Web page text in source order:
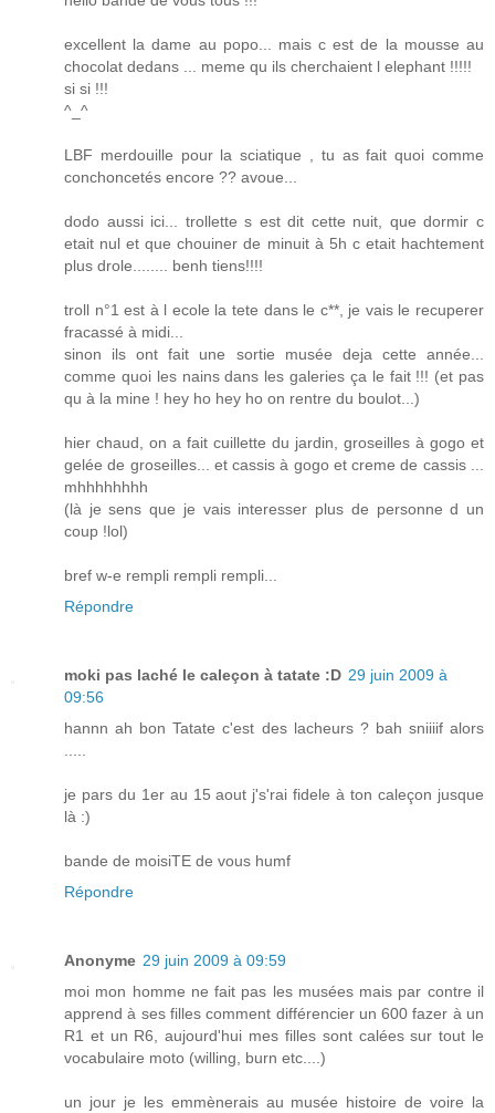
excellent la dame au popo... mais c est de la mousse au
chocolat dedans ... meme qu ils cherchaient l elephant !!!!!
si si !!!
^_^
LBF merdouille pour la sciatique , tu as fait quoi comme
conchoncetés encore ?? avoue...
dodo aussi ici... trollette s est dit cette nuit, que dormir c
etait nul et que chouiner de minuit à 5h c etait hachtement
plus drole........ benh tiens!!!!
troll n°1 est à l ecole la tete dans le c**, je vais le recuperer
fracassé à midi...
sinon ils ont fait une sortie musée deja cette année...
comme quoi les nains dans les galeries ça le fait !!! (et pas
qu à la mine ! hey ho hey ho on rentre du boulot...)
hier chaud, on a fait cuillette du jardin, groseilles à gogo et
gelée de groseilles... et cassis à gogo et creme de cassis ...
mhhhhhhhh
(là je sens que je vais interesser plus de personne d un
coup !lol)
bref w-e rempli rempli rempli...
Répondre
moki pas laché le caleçon à tatate :D 29 juin 2009 à
09:56
hannn ah bon Tatate c'est des lacheurs ? bah sniiiif alors
.....
je pars du 1er au 15 aout j's'rai fidele à ton caleçon jusque
là :)
bande de moisiTE de vous humf
Répondre
Anonyme 29 juin 2009 à 09:59
moi mon homme ne fait pas les musées mais par contre il
apprend à ses filles comment différencier un 600 fazer à un
R1 et un R6, aujourd'hui mes filles sont calées sur tout le
vocabulaire moto (willing, burn etc....)
un jour je les emmènerais au musée histoire de voire la